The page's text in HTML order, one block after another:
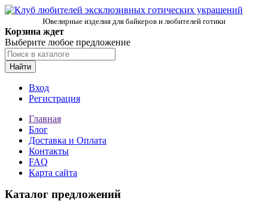
Ювелирные изделия для байкеров и любителей готики
Корзина ждет
Выберите любое предложение
Найти
Вход
Регистрация
Главная
Блог
Доставка и Оплата
Контакты
FAQ
Карта сайта
Каталог предложений